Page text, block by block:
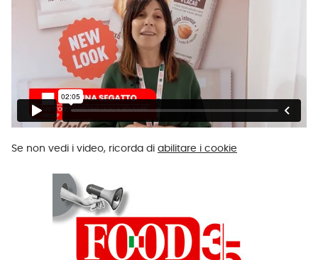
Se non vedi i video, ricorda di abilitare i cookie